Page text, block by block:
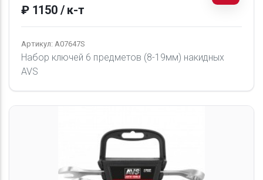
₽ 1150 / к-т
Артикул: A07647S
Набор ключей 6 предметов (8-19мм) накидных
AVS